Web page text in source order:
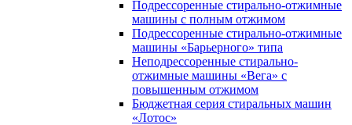
Подрессоренные стирально-отжимные
машины с полным отжимом
Подрессоренные стирально-отжимные
машины «Барьерного» типа
Неподрессоренные стирально-
отжимные машины «Вега» с
повышенным отжимом
Бюджетная серия стиральных машин
«Лотос»